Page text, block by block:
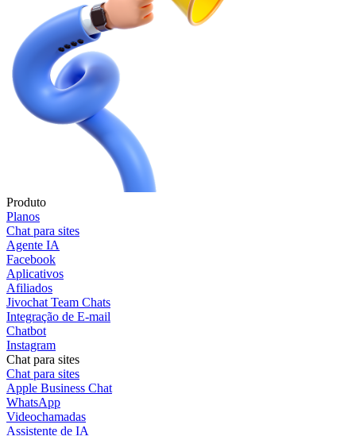
Produto
Planos
Chat para sites
Agente IA
Facebook
Aplicativos
Afiliados
Jivochat Team Chats
Integração de E-mail
Chatbot
Instagram
Chat para sites
Chat para sites
Apple Business Chat
WhatsApp
Videochamadas
Assistente de IA